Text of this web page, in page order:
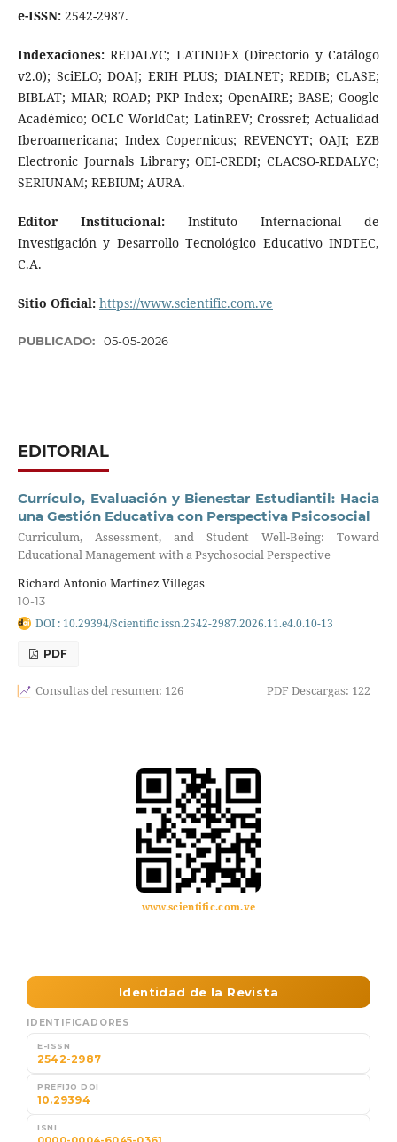
e-ISSN: 2542-2987.
Indexaciones:REDALYC; LATINDEX (Directorio y Catálogo
v2.0); SciELO; DOAJ; ERIH PLUS; DIALNET; REDIB; CLASE;
BIBLAT; MIAR; ROAD; PKP Index; OpenAIRE; BASE; Google
Académico; OCLC WorldCat; LatinREV; Crossref; Actualidad
Iberoamericana; Index Copernicus; REVENCYT; OAJI; EZB
Electronic Journals Library; OEI-CREDI; CLACSO-REDALYC;
SERIUNAM; REBIUM; AURA.
Editor Institucional: Instituto Internacional de
Investigación y Desarrollo Tecnológico Educativo INDTEC,
C.A.
Sitio Oficial: https://www.scientific.com.ve
PUBLICADO: 05-05-2026
EDITORIAL
Currículo, Evaluación y Bienestar Estudiantil: Hacia
una Gestión Educativa con Perspectiva Psicosocial
Curriculum, Assessment, and Student Well-Being: Toward
Educational Management with a Psychosocial Perspective
Richard Antonio Martínez Villegas
10-13
DOI : 10.29394/Scientific.issn.2542-2987.2026.11.e4.0.10-13
PDF
Consultas del resumen: 126 PDF Descargas: 122
www.scientific.com.ve